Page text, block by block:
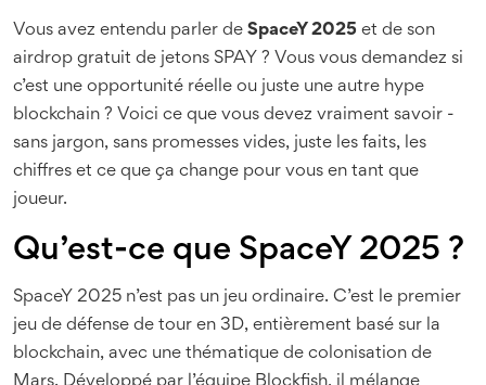
Vous avez entendu parler de SpaceY 2025 et de son
airdrop gratuit de jetons SPAY ? Vous vous demandez si
c’est une opportunité réelle ou juste une autre hype
blockchain ? Voici ce que vous devez vraiment savoir -
sans jargon, sans promesses vides, juste les faits, les
chiffres et ce que ça change pour vous en tant que
joueur.
Qu’est-ce que SpaceY 2025 ?
SpaceY 2025 n’est pas un jeu ordinaire. C’est le premier
jeu de défense de tour en 3D, entièrement basé sur la
blockchain, avec une thématique de colonisation de
Mars. Développé par l’équipe Blockfish, il mélange